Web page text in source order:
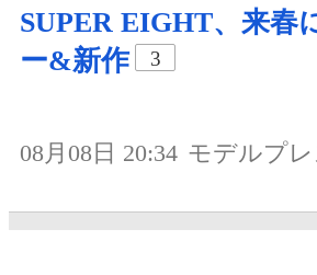
SUPER EIGHT、来春
ー&新作
3
08月08日 20:34 モデルプレ